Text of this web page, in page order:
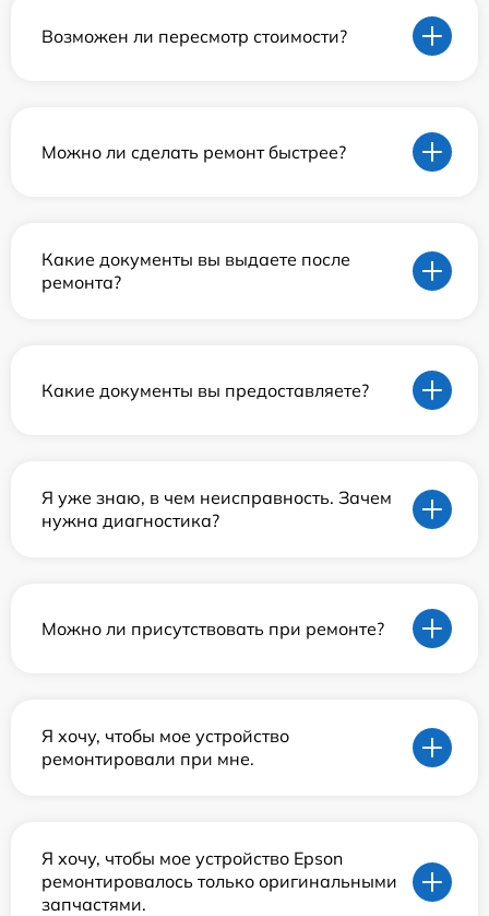
Возможен ли пересмотр стоимости?
Можно ли сделать ремонт быстрее?
Какие документы вы выдаете после
ремонта?
Какие документы вы предоставляете?
Я уже знаю, в чем неисправность. Зачем
нужна диагностика?
Можно ли присутствовать при ремонте?
Я хочу, чтобы мое устройство
ремонтировали при мне.
Я хочу, чтобы мое устройство Epson
ремонтировалось только оригинальными
запчастями.